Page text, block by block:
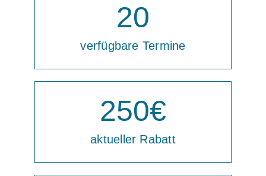
20
verfügbare Termine
250€
aktueller Rabatt